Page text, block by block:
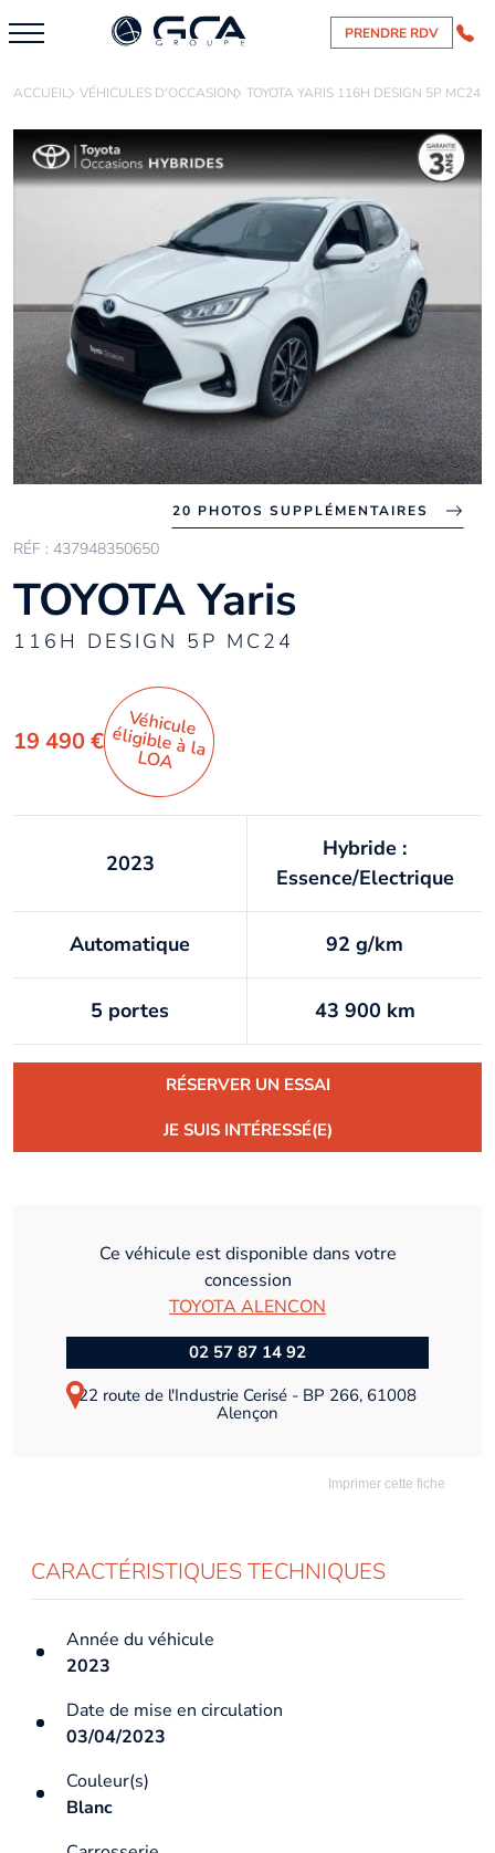
PRENDRE RDV
ACCUEIL VÉHICULES D'OCCASION TOYOTA YARIS 116H DESIGN 5P MC24
20 PHOTOS SUPPLÉMENTAIRES
RÉF : 437948350650
TOYOTA Yaris
116H DESIGN 5P MC24
19 490 €
Véhicule
éligible à la
LO
A
2023
Hybride :
Essence/Electrique
Automatique 92 g/km
5 portes 43 900 km
RÉSERVER UN ESSAI
JE SUIS INTÉRESSÉ(E)
Ce véhicule est disponible dans votre
concession
TOYOTA ALENCON
02 57 87 14 92
22 route de l'Industrie Cerisé - BP 266, 61008
Alençon
Imprimer cette fiche
CARACTÉRISTIQUES TECHNIQUES
Année du véhicule
2023
Date de mise en circulation
03/04/2023
Couleur(s)
Blanc